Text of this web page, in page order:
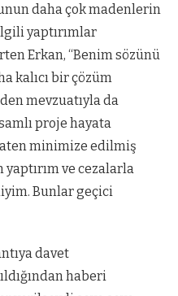
daha çok madenlerin
yaptırımlar
Erkan, “Benim sözünü
kalıcı bir çözüm
mevzuatıyla da
proje hayata
minimize edilmiş
ve cezalarla
Bunlar geçici
davet
haberi